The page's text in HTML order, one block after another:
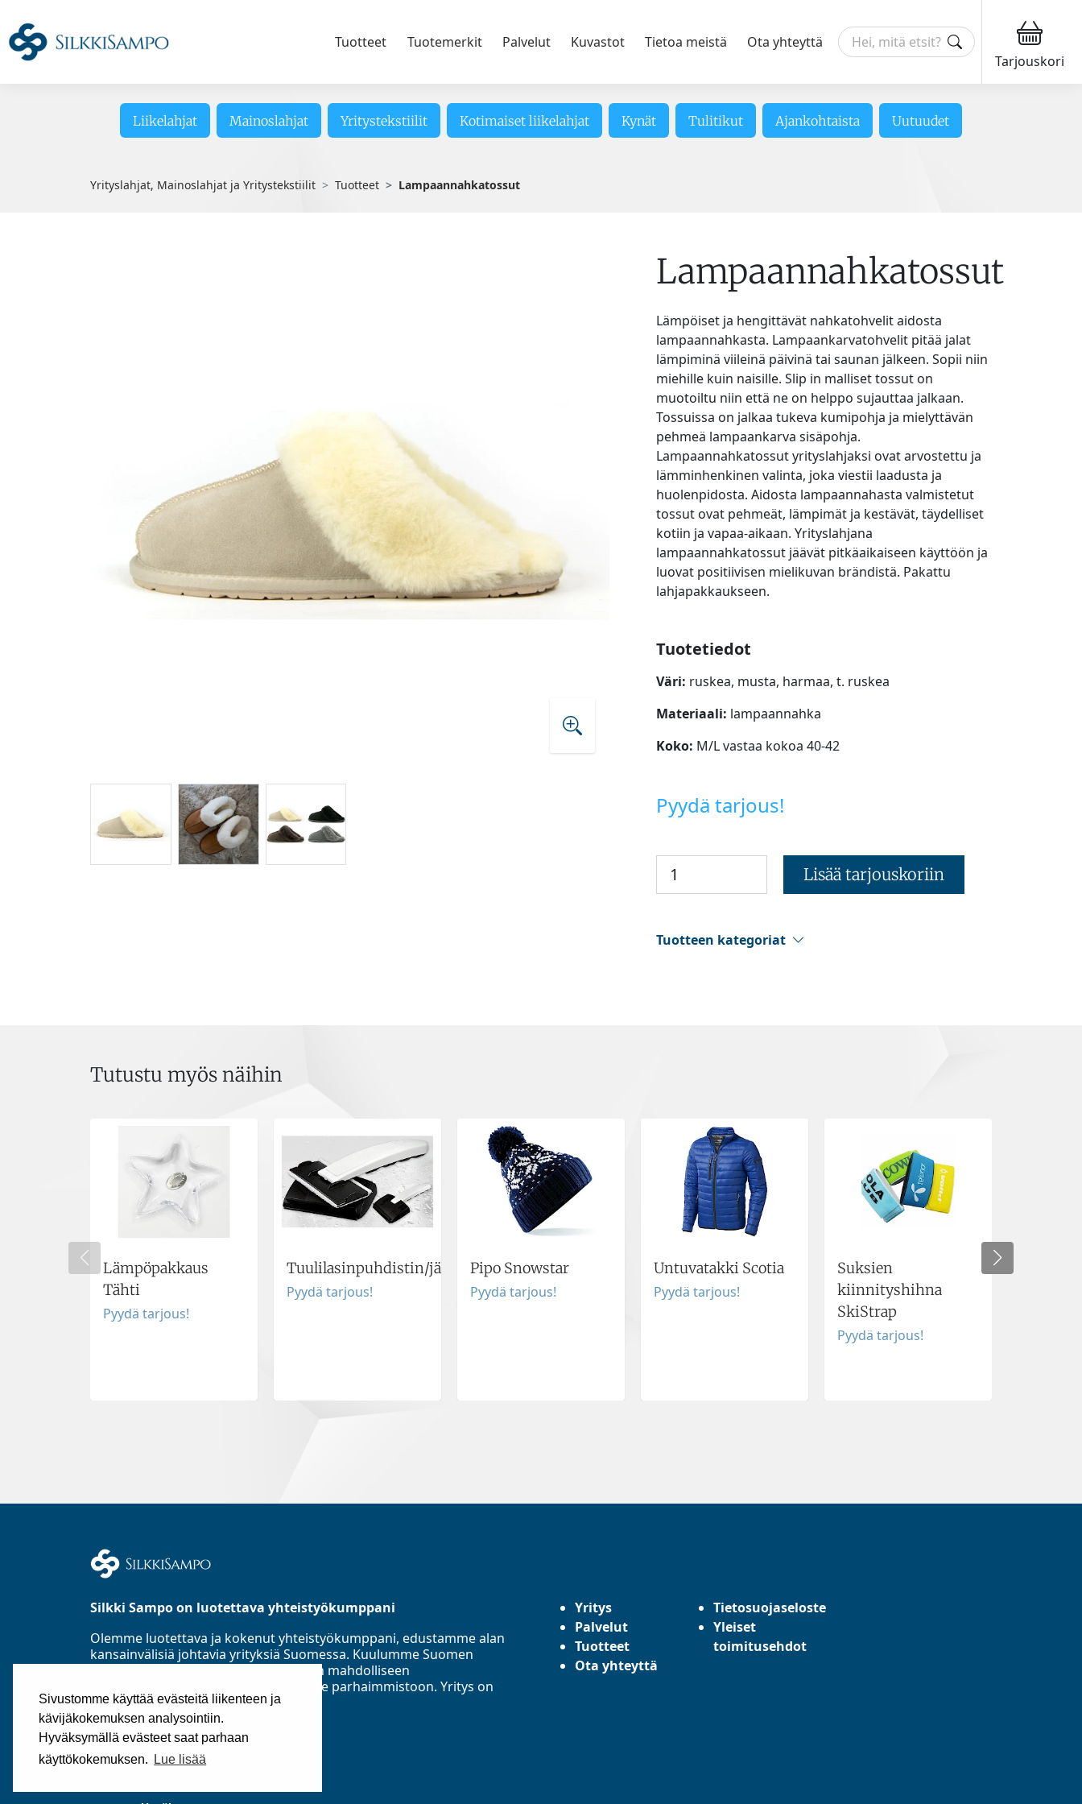
Sivustomme käyttää evästeitä liikenteen ja
kävijäkokemuksen analysointiin.
Hyväksymällä evästeet saat parhaan
käyttökokemuksen.
Lue lisää
Tuotteet Tuotemerkit Palvelut Kuvastot Tietoa meistä
Ota yhteyttä
Tarjouskori
Liikelahjat Mainoslahjat Yritystekstiilit Kotimaiset liikelahjat Kynät Tulitikut Ajankohtaista Uutuudet
Yrityslahjat, Mainoslahjat ja Yritystekstiilit Tuotteet Lampaannahkatossut
Lampaannahkatossut
Lämpöiset ja hengittävät nahkatohvelit aidosta
lampaannahkasta. Lampaankarvatohvelit pitää jalat
lämpiminä viileinä päivinä tai saunan jälkeen. Sopii niin
miehille kuin naisille. Slip in malliset tossut on
muotoiltu niin että ne on helppo sujauttaa jalkaan.
Tossuissa on jalkaa tukeva kumipohja ja mielyttävän
pehmeä lampaankarva sisäpohja.
Lampaannahkatossut yrityslahjaksi ovat arvostettu ja
lämminhenkinen valinta, joka viestii laadusta ja
huolenpidosta. Aidosta lampaannahasta valmistetut
tossut ovat pehmeät, lämpimät ja kestävät, täydelliset
kotiin ja vapaa-aikaan. Yrityslahjana
lampaannahkatossut jäävät pitkäaikaiseen käyttöön ja
luovat positiivisen mielikuvan brändistä. Pakattu
lahjapakkaukseen.
Tuotetiedot
Väri: ruskea, musta, harmaa, t. ruskea
Materiaali: lampaannahka
Koko: M/L vastaa kokoa 40-42
Pyydä tarjous!
Lisää tarjouskoriin
Tuotteen kategoriat
Tutustu myös näihin
Lämpöpakkaus
Tähti
Pyydä tarjous!
Tuulilasinpuhdistin/jääraappa
Pyydä tarjous!
Pipo Snowstar
Pyydä tarjous!
Untuvatakki Scotia
Pyydä tarjous!
Suksien
kiinnityshihna
SkiStrap
Pyydä tarjous!
Silkki Sampo on luotettava yhteistyökumppani
Olemme luotettava ja kokenut yhteistyökumppani, edustamme alan
kansainvälisiä johtavia yrityksiä Suomessa. Kuulumme Suomen
Asiakastieto Oy:n mukaan parhaaseen mahdolliseen
luottoluokitusryhmään ja toimialamme parhaimmistoon. Yritys on
perustettu 1985.
©2025Silkki Sampo Oy
Yritys
Palvelut
Tuotteet
Ota yhteyttä
Tietosuojaseloste
Yleiset
toimitusehdot